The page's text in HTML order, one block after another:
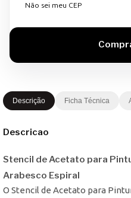
Não sei meu CEP
Descrição Ficha Técnica
Descricao
Stencil de Acetato para
Arabesco Espiral
O Stencil de Acetato para